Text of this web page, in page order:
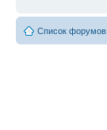
Список форумов